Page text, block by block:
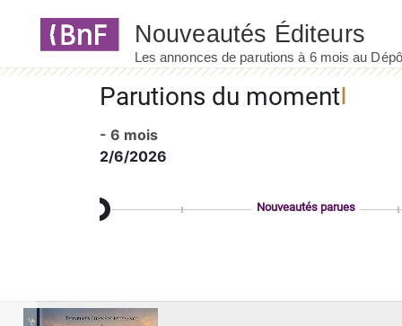
Parutions du moment
- 6 mois
2/6/2026
Nouveautés parues